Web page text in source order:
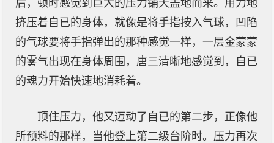
后，顿时感觉到巨大的压力铺天盖地而来。用力地
挤压着自已的身体，就像是将手指按入气球，凹陷
的气球要将手指弹出的那种感觉一样，一层金蒙蒙
的雾气出现在身体周围，唐三清晰地感觉到，自已
的魂力开始快速地消耗着。
顶住压力，他又迈动了自已的第二步，正像他
所预料的那样，当他登上第二级台阶时。压力再次